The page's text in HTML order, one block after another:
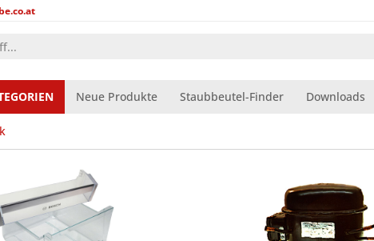
Neue Produkte Staubbeutel-Finder Downloads